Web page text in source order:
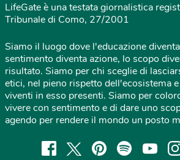
LifeGate è una testata giornalistica
Tribunale di Como, 27/2001
Siamo il luogo dove l'educazione
sentimento diventa azione, lo scopo
risultato. Siamo per chi sceglie di
etici, nel pieno rispetto dell'ecosistema
viventi in esso presenti. Siamo per
vivere con sentimento e di dare uno
agendo per rendere il mondo un posto